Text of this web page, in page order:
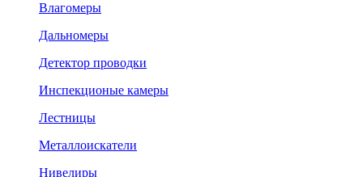
Влагомеры
Дальномеры
Детектор проводки
Инспекционые камеры
Лестницы
Металлоискатели
Нивелиры